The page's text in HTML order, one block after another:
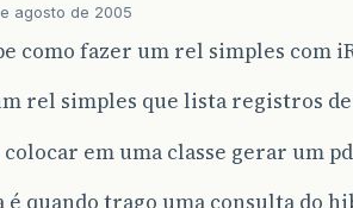
agosto de 2005
como fazer um rel simples com
rel simples que lista registros
em uma classe gerar um